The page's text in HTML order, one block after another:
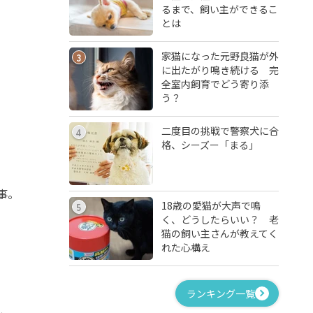
るまで、飼い主ができるこ
とは
3
家猫になった元野良猫が外
に出たがり鳴き続ける 完
全室内飼育でどう寄り添
う？
4
二度目の挑戦で警察犬に合
格、シーズー「まる」
5
18歳の愛猫が大声で鳴
く、どうしたらいい？ 老
猫の飼い主さんが教えてく
れた心構え
ランキング一覧